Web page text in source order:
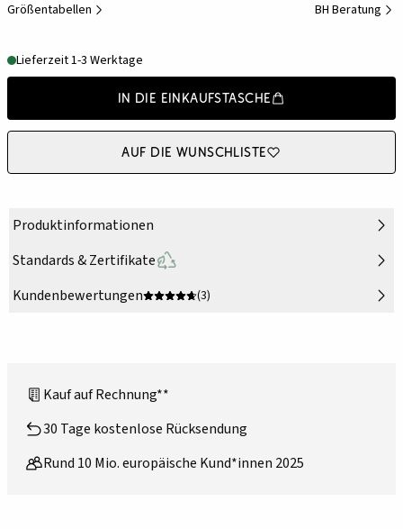
Größentabellen BH Beratung
Lieferzeit 1-3 Werktage
In die Einkaufstasche
Auf die Wunschliste
Produktinformationen
Standards & Zertifikate
Kundenbewertungen
(3)
Kauf auf Rechnung**
30 Tage kostenlose Rücksendung
Rund 10 Mio. europäische Kund*innen 2025